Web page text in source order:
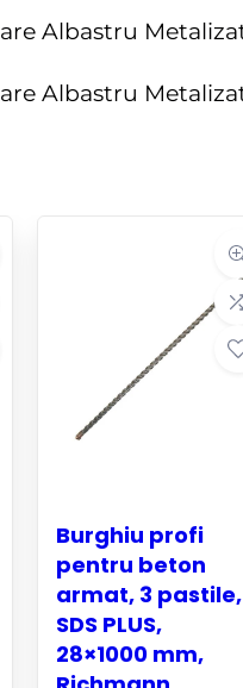
Burghiu profi
pentru beton
armat, 3 pastile,
SDS PLUS,
28×1000 mm,